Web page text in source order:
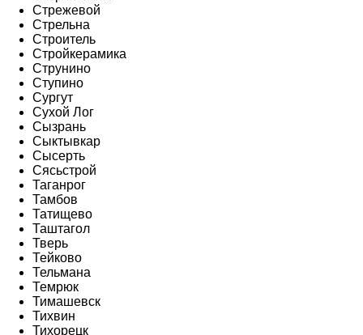
Стрежевой
Стрельна
Строитель
Стройкерамика
Струнино
Ступино
Сургут
Сухой Лог
Сызрань
Сыктывкар
Сысерть
Сясьстрой
Таганрог
Тамбов
Татищево
Таштагол
Тверь
Тейково
Тельмана
Темрюк
Тимашевск
Тихвин
Тихорецк